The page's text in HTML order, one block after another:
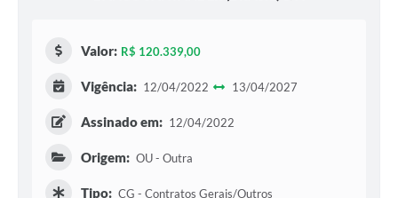
Valor: R$ 120.339,00
Vigência: 12/04/2022 13/04/2027
Assinado em: 12/04/2022
Origem: OU - Outra
Tipo: CG - Contratos Gerais/Outros